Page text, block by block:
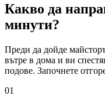
Какво да
минути?
Преди да дойде
вътре в дома и ви
подове. Започнете
01